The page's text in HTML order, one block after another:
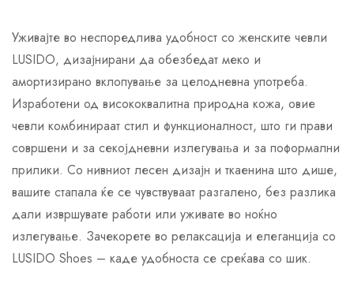
Уживајте во неспоредлива удобност со женските чевли
LUSIDO, дизајнирани да обезбедат меко и
амортизирано вклопување за целодневна употреба.
Изработени од висококвалитна природна кожа, овие
чевли комбинираат стил и функционалност, што ги прави
совршени и за секојдневни излегувања и за поформални
прилики. Со нивниот лесен дизајн и ткаенина што дише,
вашите стапала ќе се чувствуваат разгалено, без разлика
дали извршувате работи или уживате во ноќно
излегување. Зачекорете во релаксација и елеганција со
LUSIDO Shoes – каде удобноста се среќава со шик.